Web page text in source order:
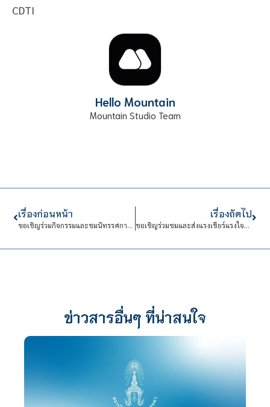
Hello Mountain
Mountain Studio Team
เรื่องก่อนหน้า
ขอเชิญร่วมกิจกรรมและชมนิทรรศการในรูปแบบ Online “เทศกาลสงกรานต์วิถีไทย”
เรื่องถัดไป
ขอเชิญร่วมชมและส่งแรงเชียร์แรงใจให้กับทีม CDTI ในการแข่งขันฟุตบอลยูนิเวอร์ซิตี้ลีก ครั้งที่ 1
ข่าวสารอื่นๆ ที่น่าสนใจ